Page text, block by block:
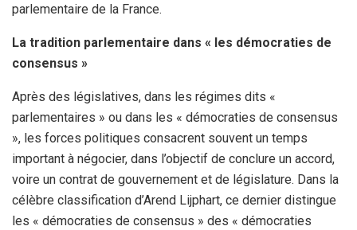
parlementaire de la France.
La tradition parlementaire dans « les démocraties de
consensus »
Après des législatives, dans les régimes dits «
parlementaires » ou dans les « démocraties de consensus
», les forces politiques consacrent souvent un temps
important à négocier, dans l’objectif de conclure un accord,
voire un contrat de gouvernement et de législature. Dans la
célèbre classification d’Arend Lijphart, ce dernier distingue
les « démocraties de consensus » des « démocraties